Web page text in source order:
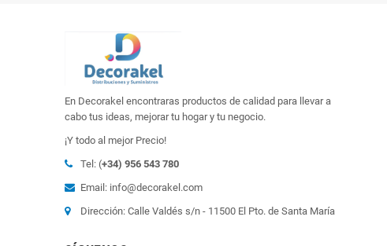
En Decorakel encontraras productos de calidad para llevar a
cabo tus ideas, mejorar tu hogar y tu negocio.
¡Y todo al mejor Precio!
Tel: (+34) 956 543 780
Email: info@decorakel.com
Dirección: Calle Valdés s/n - 11500 El Pto. de Santa María